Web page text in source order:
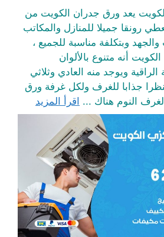
يعد ورق جدران الكويت من
رونقا جميلا للمنازل والمكاتب
وبتكلفة مناسبة للجميع ،
أنه متنوع بالألوان
ويوجد منه العادي وثلاثي
جذابا للغرف ولكل غرفة ورق
لغرف النوم هناك ... اقرأ المزيد